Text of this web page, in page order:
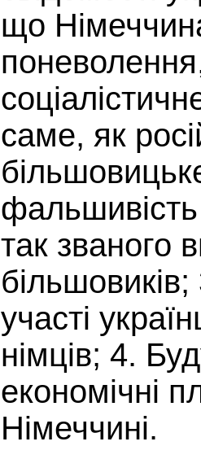
що
саме, як
фальшивість
так званого
участі
німців; 4.
економічні
Німеччині.